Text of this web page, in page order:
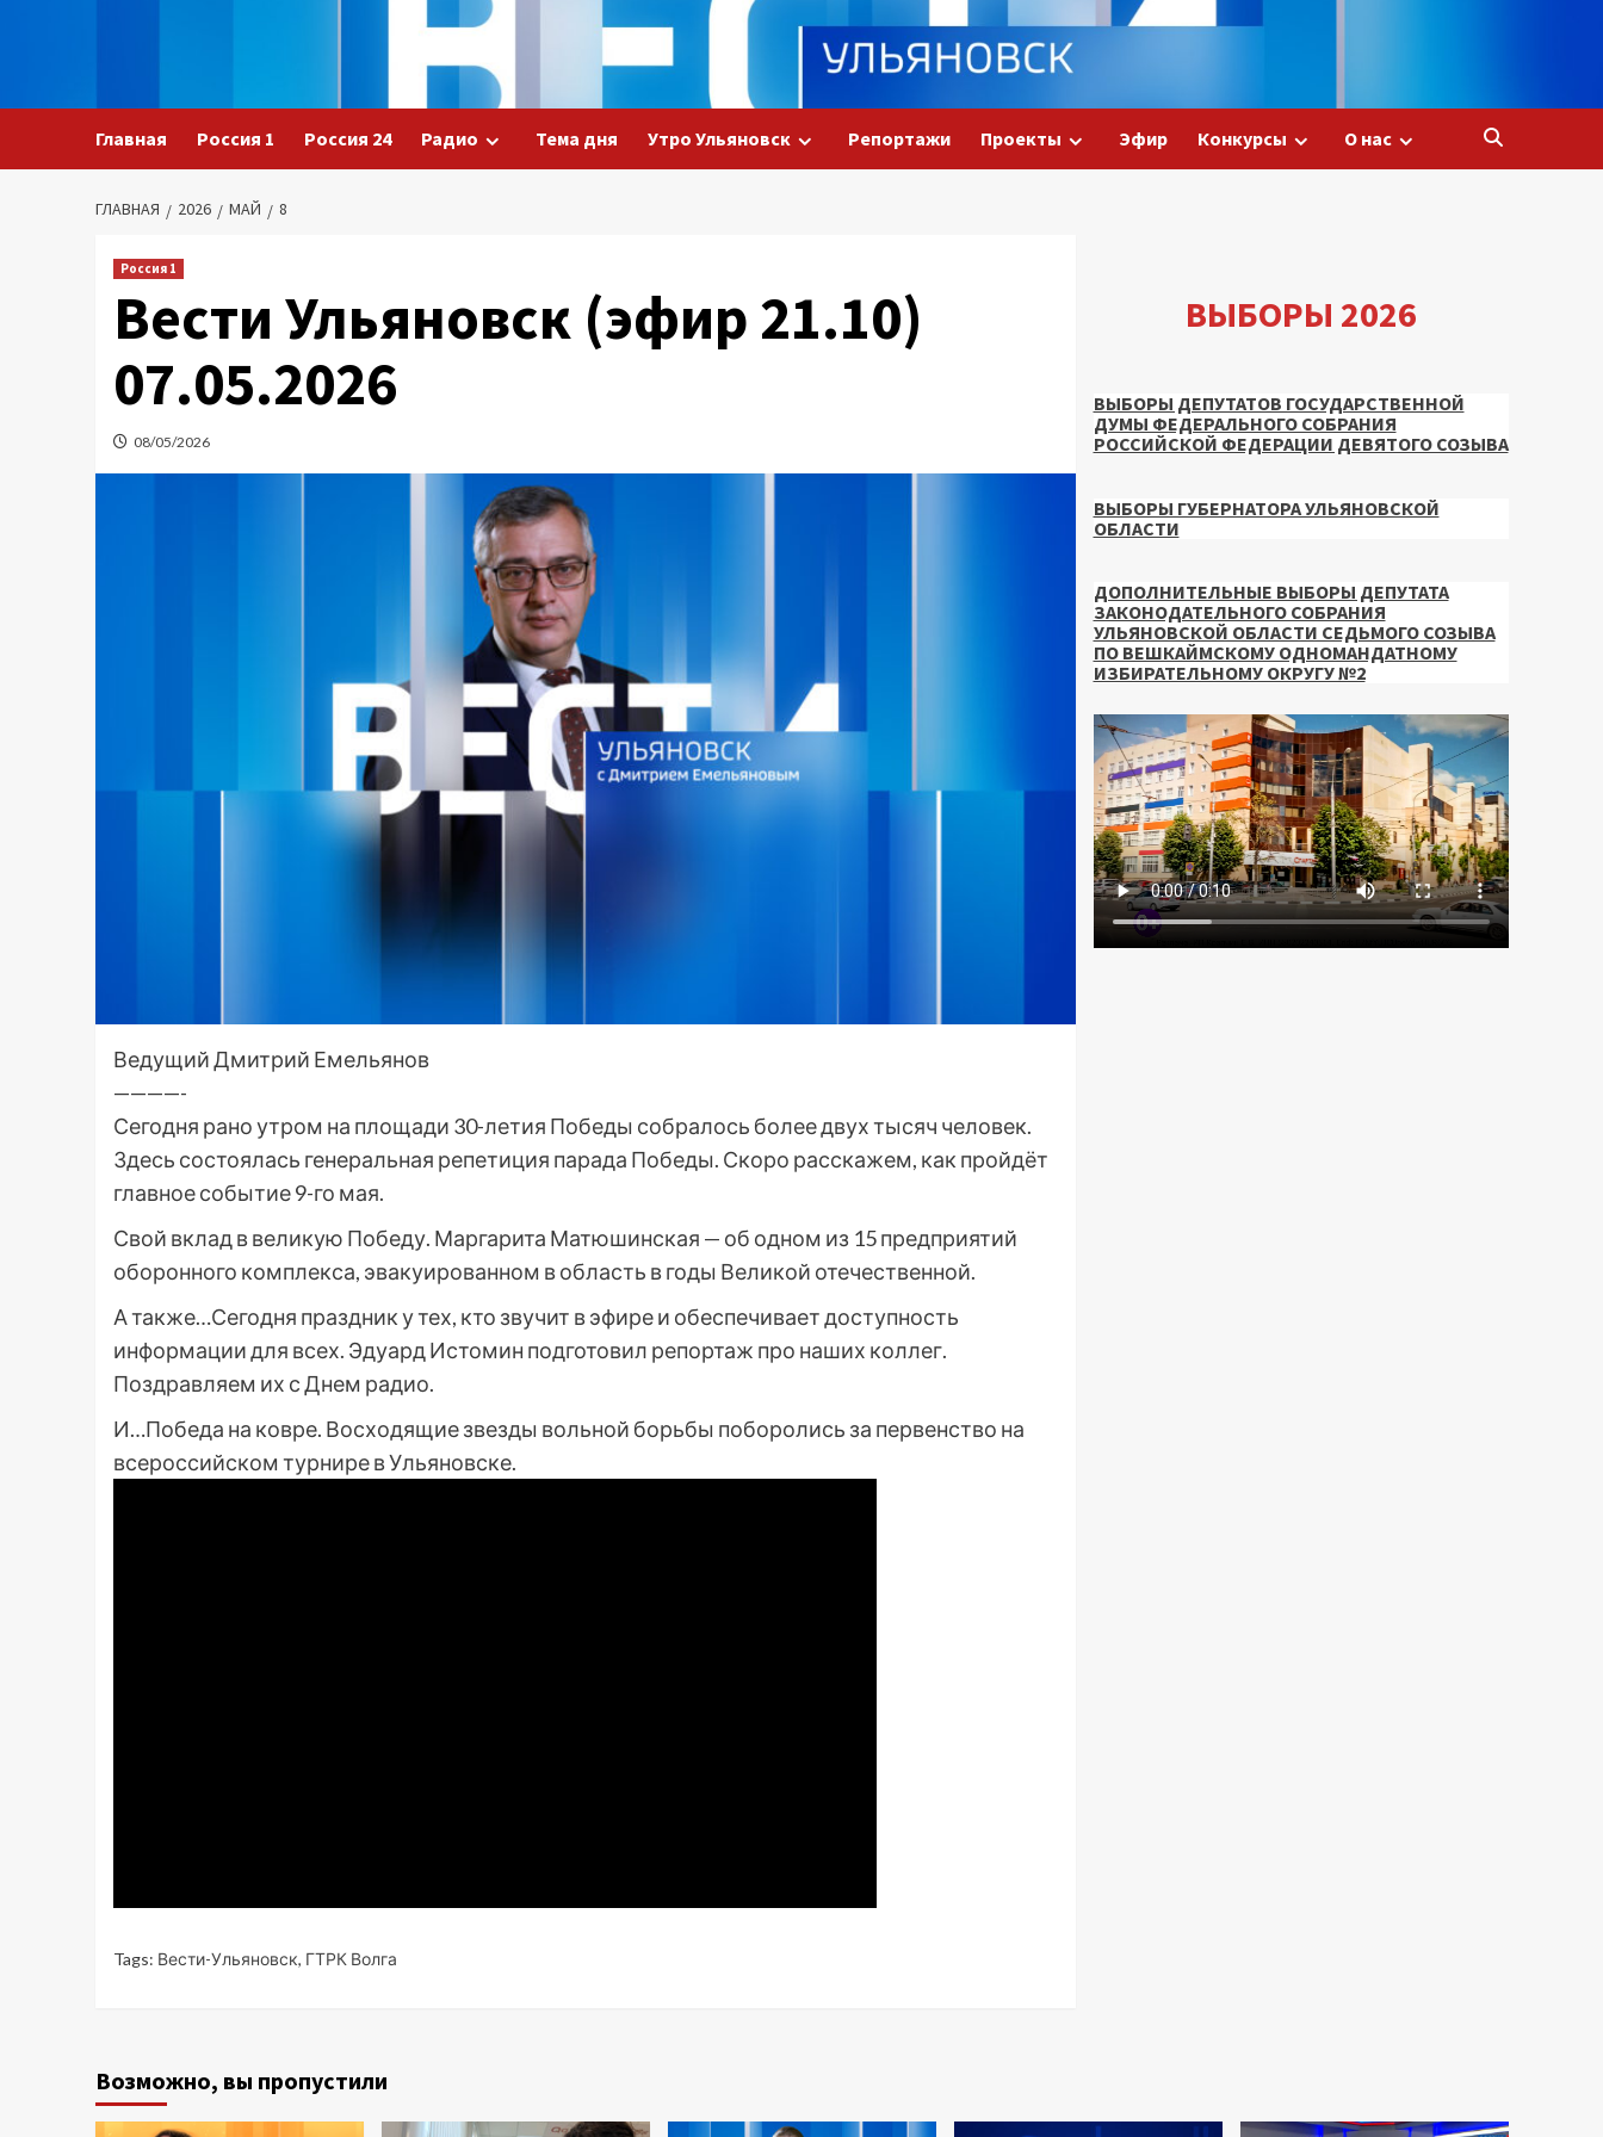
Главная Россия 1 Россия 24 Радио Тема дня Утро Ульяновск Репортажи Проекты Эфир Конкурсы О нас
ГЛАВНАЯ 2026 МАЙ 8
Россия 1
Вести Ульяновск (эфир 21.10)
07.05.2026
08/05/2026
Ведущий Дмитрий Емельянов
————-
Сегодня рано утром на площади 30-летия Победы собралось более двух тысяч человек.
Здесь состоялась генеральная репетиция парада Победы. Скоро расскажем, как пройдёт
главное событие 9-го мая.
Свой вклад в великую Победу. Маргарита Матюшинская — об одном из 15 предприятий
оборонного комплекса, эвакуированном в область в годы Великой отечественной.
А также…Сегодня праздник у тех, кто звучит в эфире и обеспечивает доступность
информации для всех. Эдуард Истомин подготовил репортаж про наших коллег.
Поздравляем их с Днем радио.
И…Победа на ковре. Восходящие звезды вольной борьбы поборолись за первенство на
всероссийском турнире в Ульяновске.
Tags: Вести-Ульяновск, ГТРК Волга
ВЫБОРЫ 2026
ВЫБОРЫ ДЕПУТАТОВ ГОСУДАРСТВЕННОЙ
ДУМЫ ФЕДЕРАЛЬНОГО СОБРАНИЯ
РОССИЙСКОЙ ФЕДЕРАЦИИ ДЕВЯТОГО СОЗЫВА
ВЫБОРЫ ГУБЕРНАТОРА УЛЬЯНОВСКОЙ
ОБЛАСТИ
ДОПОЛНИТЕЛЬНЫЕ ВЫБОРЫ ДЕПУТАТА
ЗАКОНОДАТЕЛЬНОГО СОБРАНИЯ
УЛЬЯНОВСКОЙ ОБЛАСТИ СЕДЬМОГО СОЗЫВА
ПО ВЕШКАЙМСКОМУ ОДНОМАНДАТНОМУ
ИЗБИРАТЕЛЬНОМУ ОКРУГУ №2
Возможно, вы пропустили